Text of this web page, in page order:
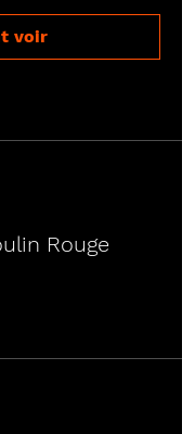
voir
Rouge